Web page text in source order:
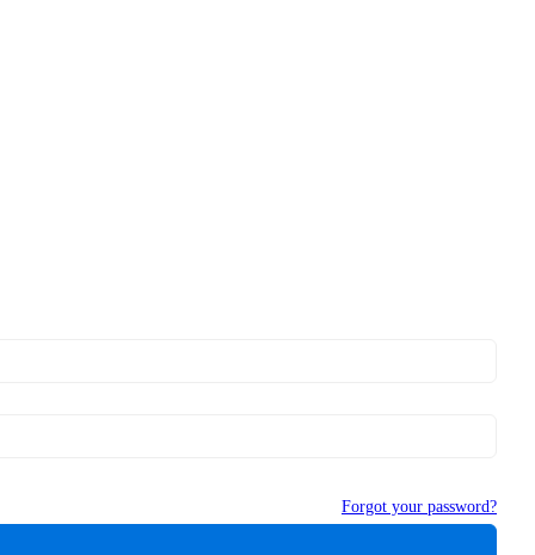
Forgot your password?